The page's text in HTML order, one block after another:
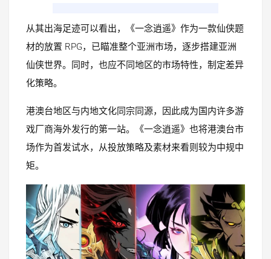
从其出海足迹可以看出，《一念逍遥》作为一款仙侠题
材的放置 RPG，已瞄准整个亚洲市场，逐步搭建亚洲
仙侠世界。同时，也应不同地区的市场特性，制定差异
化策略。
港澳台地区与内地文化同宗同源，因此成为国内许多游
戏厂商海外发行的第一站。《一念逍遥》也将港澳台市
场作为首发试水，从投放策略及素材来看则较为中规中
矩。